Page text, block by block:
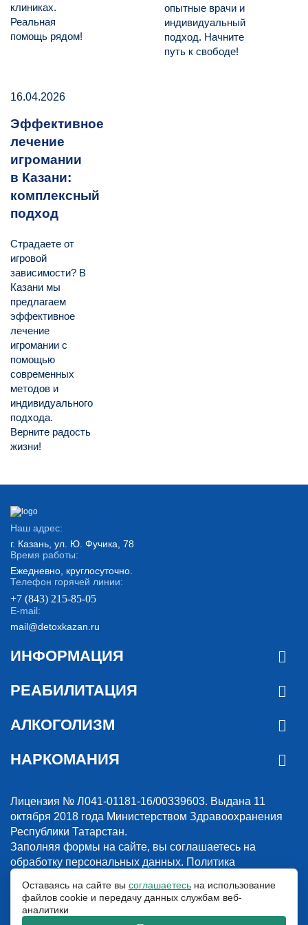
клиниках.
Реальная
помощь рядом!
опытные врачи и
индивидуальный
подход. Начните
путь к свободе!
16.04.2026
Эффективное
лечение
игромании
в Казани:
комплексный
подход
Страдаете от
игровой
зависимости? В
Казани мы
предлагаем
эффективное
лечение
игромании с
помощью
современных
методов и
индивидуального
подхода.
Верните радость
жизни!
Наш адрес:
г. Казань, ул. Ю. Фучика, 78
Время работы:
Ежедневно, круглосуточно.
Телефон горячей линии:
+7 (843) 215-85-05
E-mail:
mail@detoxkazan.ru
ИНФОРМАЦИЯ
РЕАБИЛИТАЦИЯ
АЛКОГОЛИЗМ
НАРКОМАНИЯ
Лицензия № Л041-01181-16/00339603. Выдана 11
октября 2018 года Министерством Здравоохранения
Республики Татарстан.
Заполняя формы на сайте, вы соглашаетесь на
обработку персональных данных. Политика
© 2018-2026. Наркологическая клиника “Detox”. Все права защищены.
Указанные на сайте цены и информация имеют информационный
Оставаясь на сайте вы соглашаетесь на использование
файлов cookie и передачу данных службам веб-
аналитики